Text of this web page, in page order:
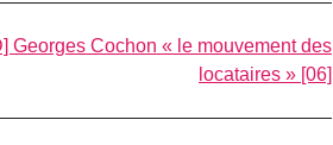
Georges Cochon « le mouvement des
locataires » [06]